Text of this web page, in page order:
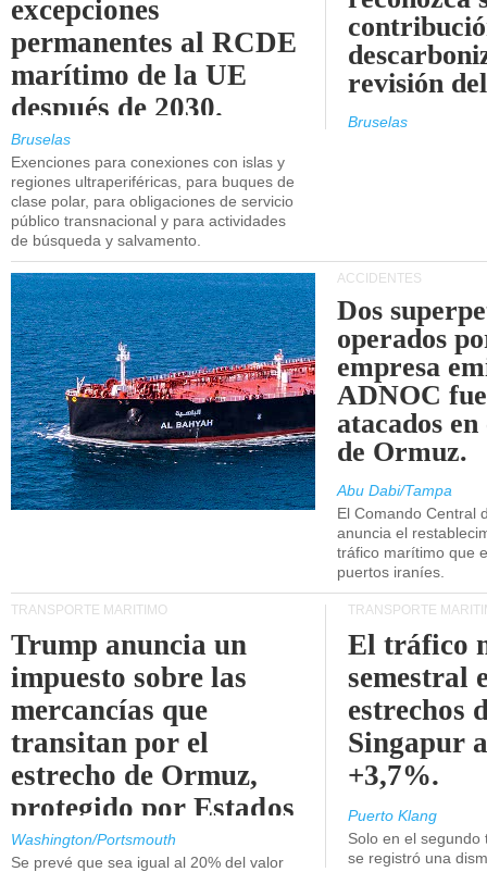
excepciones
permanentes al RCDE
marítimo de la UE
después de 2030.
Bruselas
Exenciones para conexiones con islas y
regiones ultraperiféricas, para buques de
clase polar, para obligaciones de servicio
público transnacional y para actividades
de búsqueda y salvamento.
revisión
Bruselas
ACCIDENTES
Dos
operados
empresa
ADNOC
atacados
de Ormuz.
Abu Dabi/Tampa
El Comando Central
anuncia el
tráfico marítimo que
puertos iraníes.
TRANSPORTE MARÍTIMO
Trump anuncia un
impuesto sobre las
mercancías que
transitan por el
estrecho de Ormuz,
protegido por Estados
Unidos.
Washington/Portsmouth
Se prevé que sea igual al 20% del valor
TRANSPORTE
El tráfico
semestral
estrechos
Singapur
+3,7%.
Puerto Klang
Solo en el
se registró una